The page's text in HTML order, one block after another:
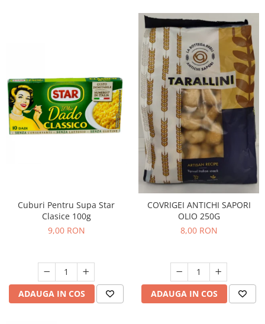
Cuburi Pentru Supa Star
Clasice 100g
9,00 RON
ADAUGA IN COS
COVRIGEI ANTICHI SAPORI
OLIO 250G
8,00 RON
ADAUGA IN COS